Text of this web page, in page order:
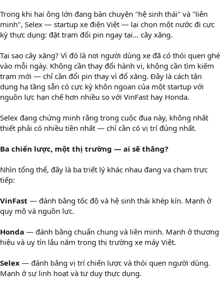
Trong khi hai ông lớn đang bàn chuyện "hệ sinh thái" và "liên
minh", Selex — startup xe điện Việt — lại chọn một nước đi cực
kỳ thực dụng: đặt trạm đổi pin ngay tại... cây xăng.
Tại sao cây xăng? Vì đó là nơi người dùng xe đã có thói quen ghé
vào mỗi ngày. Không cần thay đổi hành vi, không cần tìm kiếm
trạm mới — chỉ cần đổi pin thay vì đổ xăng. Đây là cách tận
dụng hạ tầng sẵn có cực kỳ khôn ngoan của một startup với
nguồn lực hạn chế hơn nhiều so với VinFast hay Honda.
Selex đang chứng minh rằng trong cuộc đua này, không nhất
thiết phải có nhiều tiền nhất — chỉ cần có vị trí đúng nhất.
Ba chiến lược, một thị trường — ai sẽ thắng?
Nhìn tổng thể, đây là ba triết lý khác nhau đang va chạm trực
tiếp:
VinFast — đánh bằng tốc độ và hệ sinh thái khép kín. Mạnh ở
quy mô và nguồn lực.
Honda — đánh bằng chuẩn chung và liên minh. Mạnh ở thương
hiệu và uy tín lâu năm trong thị trường xe máy Việt.
Selex — đánh bằng vị trí chiến lược và thói quen người dùng.
Mạnh ở sự linh hoạt và tư duy thực dụng.